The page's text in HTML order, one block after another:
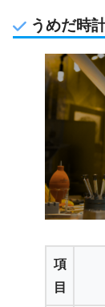
うめだ時
項
目